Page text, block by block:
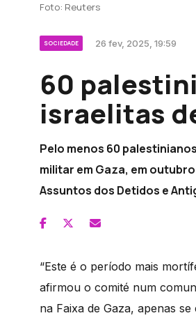
Foto: Reuters
SOCIEDADE 26 fev, 2025, 19:59
60
israelitas
Pelo menos 60
militar em Gaza, em
Assuntos dos Detidos e
“Este é o período mais
afirmou o comité num
na Faixa de Gaza, apenas